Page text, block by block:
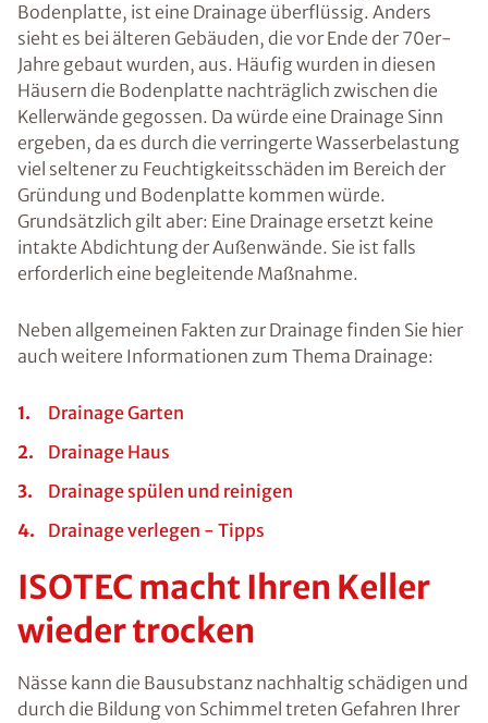
Bodenplatte, ist eine Drainage überflüssig. Anders
sieht es bei älteren Gebäuden, die vor Ende der 70er-
Jahre gebaut wurden, aus. Häufig wurden in diesen
Häusern die Bodenplatte nachträglich zwischen die
Kellerwände gegossen. Da würde eine Drainage Sinn
ergeben, da es durch die verringerte Wasserbelastung
viel seltener zu Feuchtigkeitsschäden im Bereich der
Gründung und Bodenplatte kommen würde.
Grundsätzlich gilt aber: Eine Drainage ersetzt keine
intakte Abdichtung der Außenwände. Sie ist falls
erforderlich eine begleitende Maßnahme.
Neben allgemeinen Fakten zur Drainage finden Sie hier
auch weitere Informationen zum Thema Drainage:
Drainage Garten
Drainage Haus
Drainage spülen und reinigen
Drainage verlegen - Tipps
ISOTEC macht Ihren Keller
wieder trocken
Nässe kann die Bausubstanz nachhaltig schädigen und
durch die Bildung von Schimmel treten Gefahren Ihrer